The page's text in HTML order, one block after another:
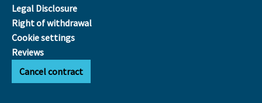
Legal Disclosure
Right of withdrawal
Cookie settings
Reviews
Cancel contract